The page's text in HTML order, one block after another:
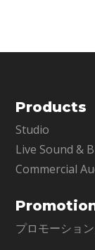
Products
Studio
Live Sound &
Commercial
プロモーショ